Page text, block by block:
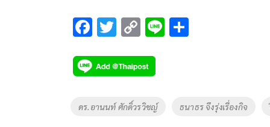
F
e
b
o
T
tt
er
C
p
y
Li
Li
Tags
ดร.อานนท์ ศักดิ์วรวิชญ์ ธนาธร จึงรุ่งเรื่องกิจ